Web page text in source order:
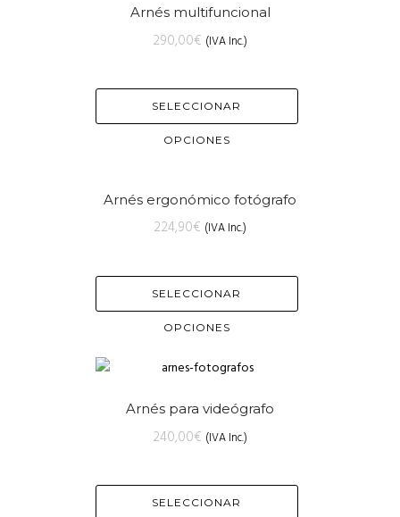
Arnés multifuncional
290,00€ (IVA Inc.)
SELECCIONAR
OPCIONES
Arnés ergonómico fotógrafo
224,90€ (IVA Inc.)
SELECCIONAR
OPCIONES
Arnés para videógrafo
240,00€ (IVA Inc.)
SELECCIONAR